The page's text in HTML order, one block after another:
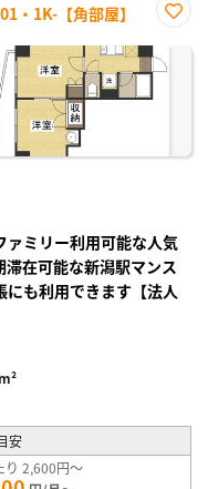
・1K-【角部屋】
に入
り登
ァミリー利用可能な人気
在可能な新潟駅マンス
も利用できます【法人
安
り 2,600円～